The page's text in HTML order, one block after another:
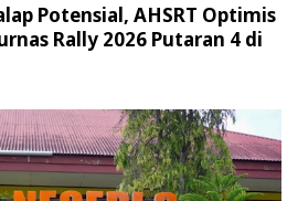
Potensial, AHSRT Optimis
Rally 2026 Putaran 4 di